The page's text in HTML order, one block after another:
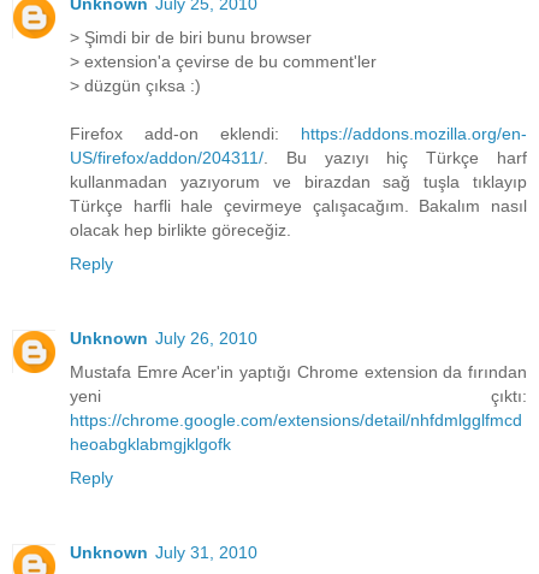
> Şimdi bir de biri bunu browser
> extension'a çevirse de bu comment'ler
> düzgün çıksa :)
Firefox add-on eklendi: https://addons.mozilla.org/en-
US/firefox/addon/204311/ . Bu yazıyı hiç Türkçe harf
kullanmadan yazıyorum ve birazdan sağ tuşla tıklayıp
Türkçe harfli hale çevirmeye çalışacağım. Bakalım nasıl
olacak hep birlikte göreceğiz.
Reply
Unknown July 26, 2010
Mustafa Emre Acer'in yaptığı Chrome extension da fırından
yeni çıktı:
https://chrome.google.com/extensions/detail/nhfdmlgglfmcd
heoabgklabmgjklgofk
Reply
Unknown July 31, 2010